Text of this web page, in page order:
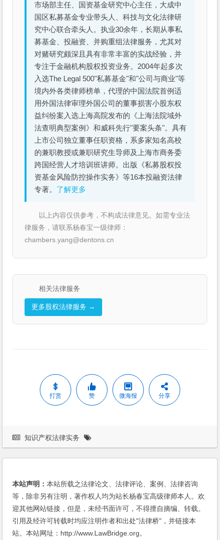
市场部主任、国资基金研究中心主任，大成中
国区私募基金专业带头人、科技与文化法律研
究中心联合牵头人。执业30余年，长期从事私
募基金、投融资、并购重组法律服务，尤其对
对赌研究颇深且具有非常丰富的实战经验，并
专注于金融机构股权投资业务。2004年起多次
入选The Legal 500"私募基金"和"公司与商业"等
境内外各类律师榜单，代理的中国法院首例适
用外国法律审理外国公司的董事损害小股东权
益纠纷案入选上海高院发布的《上海法院域外
法查明典型案例》和威科先行"要案头条"。具有
上市公司独立董事任职资格，系多家知名高校
的兼职教授或兼职研究生导师及上海市商务委
跨国经营人才培训班讲师。出版《私募股权投
资基金风险防控操作实务》等16本投融资法律
专著。 了解更多
以上内容仅供参考，不构成法律意见。如需专业法
律服务，请联系杨春宝一级律师：
chambers.yang@dentons.cn
相关法律服务
更多股权法律服务 →
打赏 赞 微海报 分享
知识产权法律实务
本站声明：本站所载之法律论文、法律评论、案例、法律咨询
等，除非另有注明，著作权人均为站长杨春宝高级律师本人。欢
迎其他网站链接，但是，未经书面许可，不得擅自摘编、转载。
引用及经许可转载时均应注明作者和出处"法律桥"，并链接本
站。本站网址：http://www.LawBridge.org。